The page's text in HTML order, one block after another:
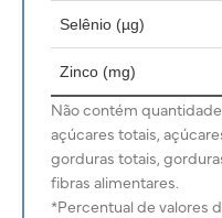
Selênio (µg)
Zinco (mg)
Não contém
açúcares totais,
gorduras totais,
fibras alimentares.
*Percentual de valores